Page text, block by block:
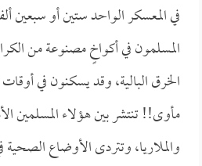
في المعسكر الواحد ستين أو سبعين
المسلمون في أكواخٍ مصنوعة من
الخرق البالية، وقد يسكنون في
مأوى!! تنتشر بين هؤلاء المسلمين
والملاريا، وتتردى الأوضاع